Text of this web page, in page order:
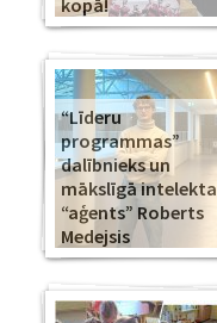
kopā!
“Līderu
programmas”
dalībnieks un
mākslīgā intelekta
“aģents” Roberts
Medejsis